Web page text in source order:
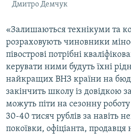
Дмитро Демчук
«Залишаються технікуми та
розраховують чиновники
півострові потрібні
керувати ними будуть їхні
найкращих ВНЗ країни на
закінчить школу із довідкою
можуть піти на сезонну роботу
30-40 тисяч рублів за навіть
покоївки, офіціанта, продавця